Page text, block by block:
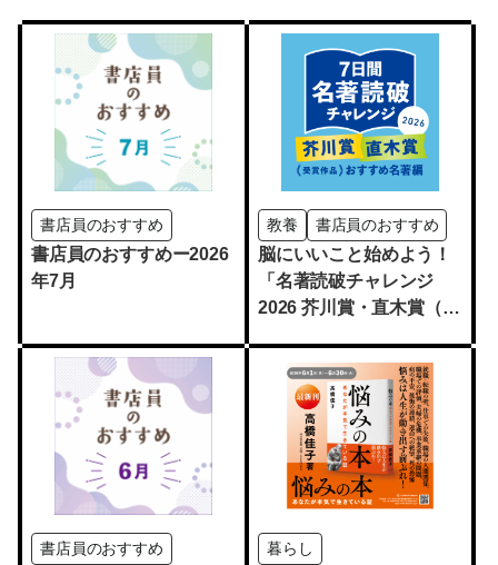
書店員のおすすめ
書店員のおすすめー2026
年7月
教養 書店員のおすすめ
脳にいいこと始めよう！
「名著読破チャレンジ
2026 芥川賞・直木賞（受
編」開催
書店員のおすすめ
暮らし